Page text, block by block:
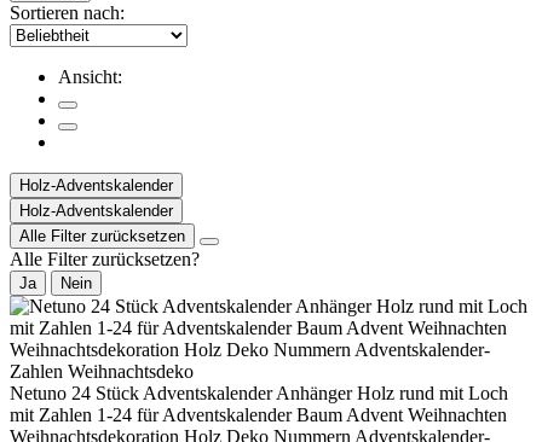
Sortieren nach:
Ansicht:
Holz-Adventskalender
Holz-Adventskalender
Alle Filter zurücksetzen
Alle Filter zurücksetzen?
Ja Nein
Netuno 24 Stück Adventskalender Anhänger Holz rund mit Loch
mit Zahlen 1-24 für Adventskalender Baum Advent Weihnachten
Weihnachtsdekoration Holz Deko Nummern Adventskalender-